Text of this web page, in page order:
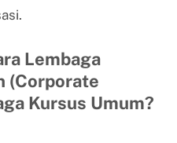
Lembaga
(Corporate
Kursus Umum?